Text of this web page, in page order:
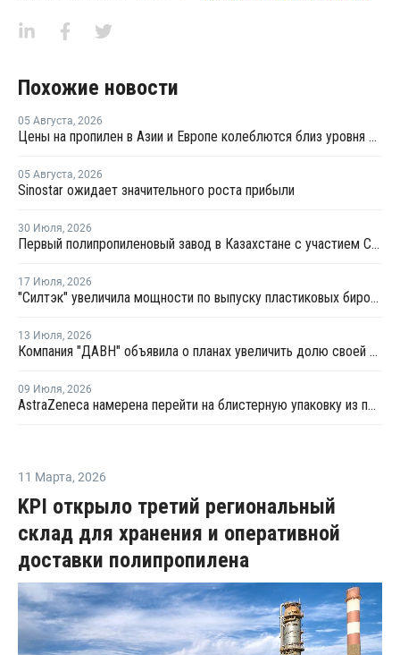
Похожие новости
05 Августа, 2026
Цены на пропилен в Азии и Европе колеблются близ уровня в USD1000
05 Августа, 2026
Sinostar ожидает значительного роста прибыли
30 Июля, 2026
Первый полипропиленовый завод в Казахстане с участием СИБУРа терпит убытки
17 Июля, 2026
"Силтэк" увеличила мощности по выпуску пластиковых бирок для животных
13 Июля, 2026
Компания "ДАВН" объявила о планах увеличить долю своей полимерной продукции в России
09 Июля, 2026
AstraZeneca намерена перейти на блистерную упаковку из полипропилена
11 Марта, 2026
KPI открыло третий региональный
склад для хранения и оперативной
доставки полипропилена